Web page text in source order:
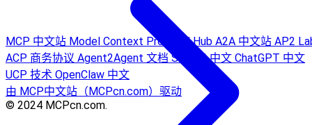
MCP 中文站 Model Context Protocol Hub A2A 中文站 AP2
ACP 商务协议 Agent2Agent 文档Sora AI 中文 ChatGPT 中文
UCP 技术 OpenClaw 中文
由 MCP中文站（MCPcn.com）驱动
© 2024 MCPcn.com.